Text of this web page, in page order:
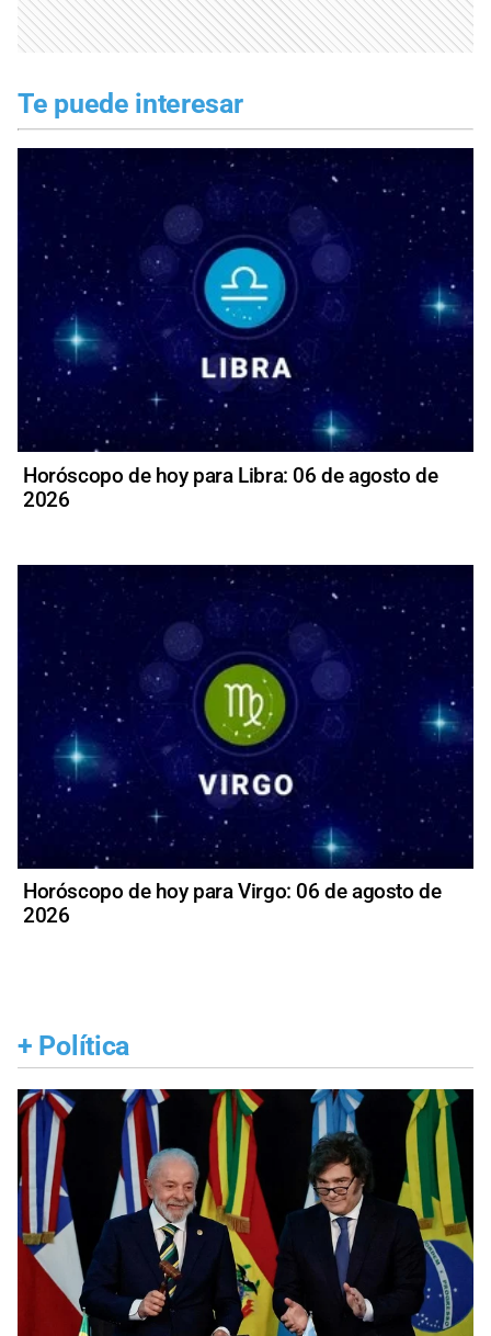
Te puede interesar
Horóscopo de hoy para Libra: 06 de agosto de
2026
Horóscopo de hoy para Virgo: 06 de agosto de
2026
+ Política